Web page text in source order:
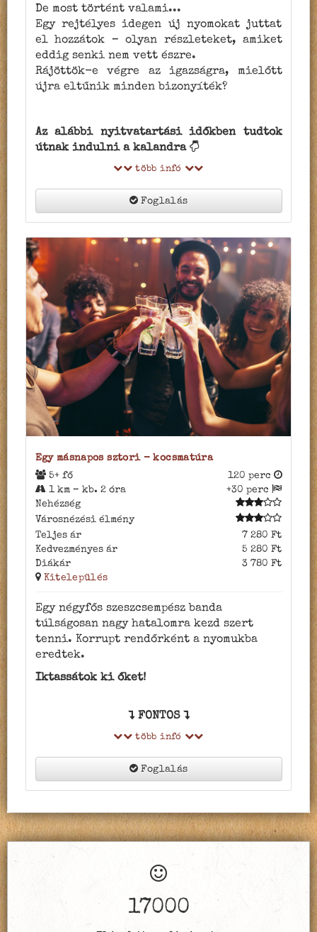
De most történt valami...
Egy rejtélyes idegen új nyomokat juttat
el hozzátok – olyan részleteket, amiket
eddig senki nem vett észre.
Rájöttök-e végre az igazságra, mielőtt
újra eltűnik minden bizonyíték?
Az alábbi nyitvatartási időkben tudtok
útnak indulni a kalandra
több infó
Foglalás
Egy másnapos sztori - kocsmatúra
5+ fő
120 perc
1 km – kb. 2 óra
+30 perc
Nehézség
Városnézési élmény
Teljes ár
7 280 Ft
Kedvezményes ár
5 280 Ft
Diákár
3 780 Ft
Kitelepülés
Egy négyfős szeszcsempész banda
túlságosan nagy hatalomra kezd szert
tenni. Korrupt rendőrként a nyomukba
eredtek.
Iktassátok ki őket!
FONTOS
több infó
Foglalás
17000